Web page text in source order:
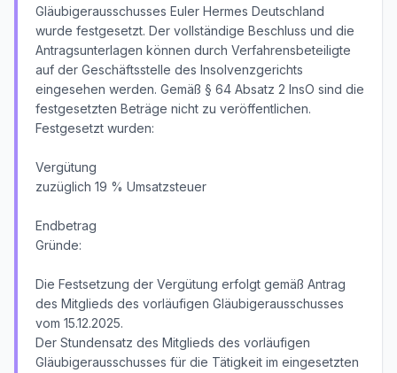
Gläubigerausschusses Euler Hermes Deutschland
wurde festgesetzt. Der vollständige Beschluss und die
Antragsunterlagen können durch Verfahrensbeteiligte
auf der Geschäftsstelle des Insolvenzgerichts
eingesehen werden. Gemäß § 64 Absatz 2 InsO sind die
festgesetzten Beträge nicht zu veröffentlichen.
Festgesetzt wurden:
Vergütung
zuzüglich 19 % Umsatzsteuer
Endbetrag
Gründe:
Die Festsetzung der Vergütung erfolgt gemäß Antrag
des Mitglieds des vorläufigen Gläubigerausschusses
vom 15.12.2025.
Der Stundensatz des Mitglieds des vorläufigen
Gläubigerausschusses für die Tätigkeit im eingesetzten